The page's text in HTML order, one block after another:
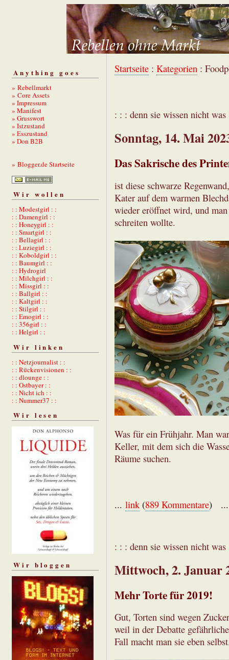
Anything goes
» Rebellmarkt
» Core Assets
» Impressum
» Manifest
» Grusswort
» Istzustand
» Esszustand
» Don B2B
» Blogger.de Startseite
Wir wollen
: : Modestgirl : :
: : Damengirl : :
: : Honeygirl : :
: : Smartgirl : :
: : Bellagirl : :
: : Luziegirl : :
: : Koboldgirl : :
: : Baumgirl : :
: : Hydrogirl
: : Milchgirl : :
: : Missgirl : :
: : Ballgirl : :
: : Kaltgirl : :
: : Stilgirl : :
: : Emogirl : :
: : 356girl : :
: : Helgirl : :
Wir linken
: : Netzjournalist : :
: : Rückenvisionen : :
: : dlounge : :
: : Ostbayer : :
: : Nicht ich : :
: : Nummer37 : :
Wir lesen
Wir bloggen
Startseite : Kategorien :
: : : denn sie wissen nicht
Sonntag, 14. Mai
Das Sakrische des
ist diese schwarze
Kater auf dem warmen
wieder eröffnet wird, und
schreiten wollte.
Was für ein Frühjahr. Man
Keller, mit dem sich die
Räume suchen.
... link (889 Kommentare)
: : : denn sie wissen nicht
Mittwoch, 2. Januar
Mehr Torte für 2019!
Gut, Torten sind wegen
weil in der Debatte
Fall macht man sie eben